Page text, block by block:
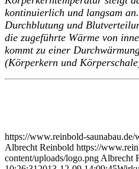
kontinuierlich und langsam
Durchblutung und
die zugeführte Wärme von
kommt zu einer
(Körperkern und
https://www.reinbold-
Albrecht Reinbold https://
content/uploads/logo.png Albrecht